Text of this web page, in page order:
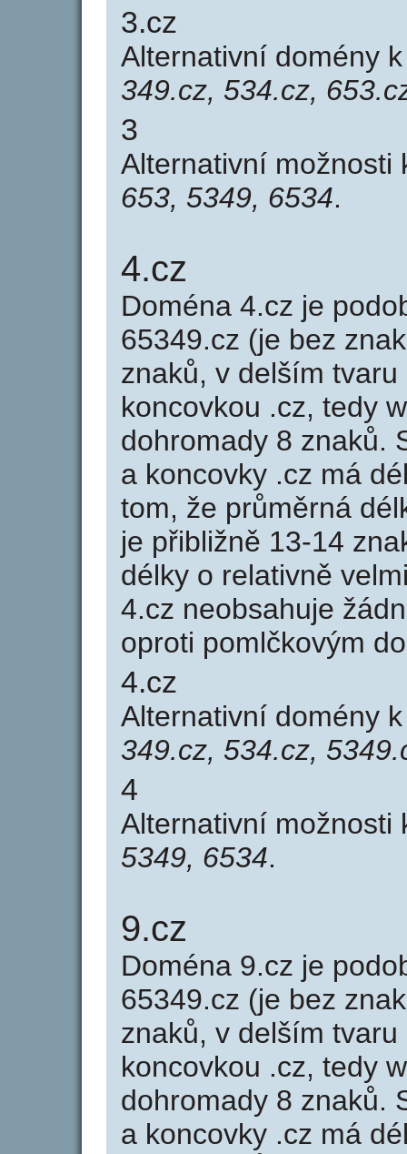
3.cz
Alternativní domény
349.cz, 534.cz,
3
Alternativní možnosti
653, 5349, 6534.
4.cz
Doména 4.cz je
65349.cz (je bez
znaků, v delším
koncovkou .cz, tedy
dohromady 8 znaků.
a koncovky .cz má
tom, že průměrná
je přibližně 13-14
délky o relativně
4.cz neobsahuje
oproti pomlčkovým
4.cz
Alternativní domény
349.cz, 534.cz,
4
Alternativní možnosti
5349, 6534.
9.cz
Doména 9.cz je
65349.cz (je bez
znaků, v delším
koncovkou .cz, tedy
dohromady 8 znaků.
a koncovky .cz má